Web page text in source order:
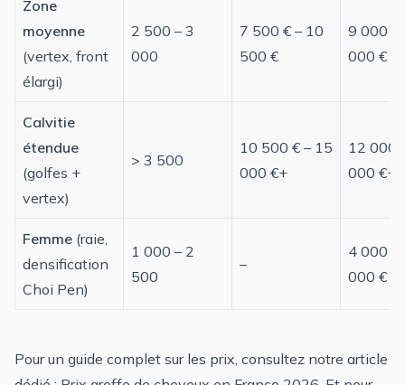
Zone
moyenne
(vertex , front
élargi)
2 500 – 3
000
7 500 € – 10
500 €
9 000 €
000 €
Calvitie
étendue
(golfes +
vertex)
> 3 500
10 500 € – 15
000 €+
12 000
000 €+
Femme (raie,
densification
Choi Pen)
1 000 – 2
500
–
4 000 €
000 €
Pour un guide complet sur les prix, consultez notre article